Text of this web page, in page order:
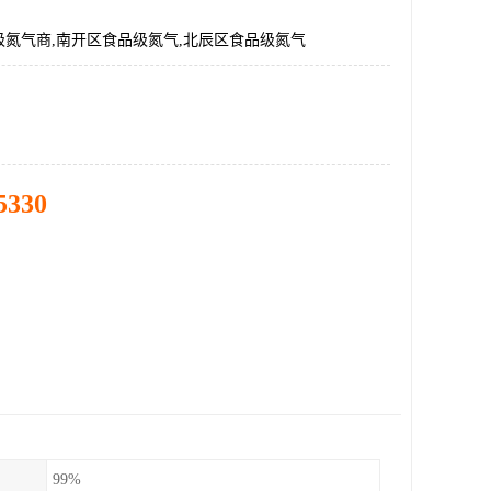
氮气商,南开区食品级氮气,北辰区食品级氮气
99%